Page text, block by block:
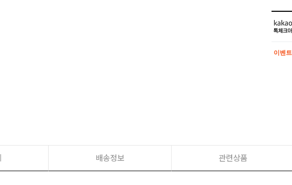
이벤트
배송정보 관련상품